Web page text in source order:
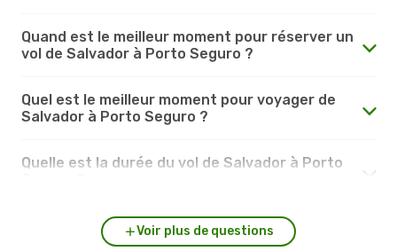
Quand est le meilleur moment pour réserver un
vol de Salvador à Porto Seguro ?
Quel est le meilleur moment pour voyager de
Salvador à Porto Seguro ?
Quelle est la durée du vol de Salvador à Porto
Voir plus de questions